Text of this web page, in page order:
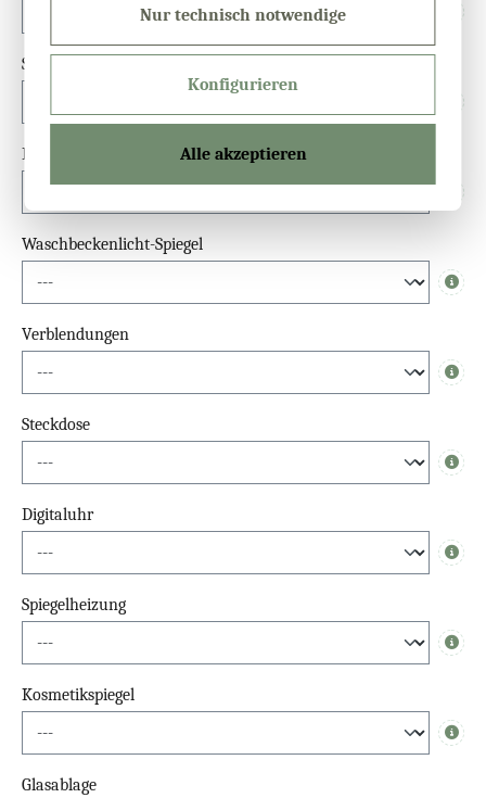
Sensor
Dimmfunktion
Info
Waschbeckenlicht-Spiegel
Info
Verblendungen
Info
Steckdose
Info
Digitaluhr
Info
Spiegelheizung
Info
Kosmetikspiegel
Info
Glasablage
Nur technisch notwendige
Konfigurieren
Alle akzeptieren